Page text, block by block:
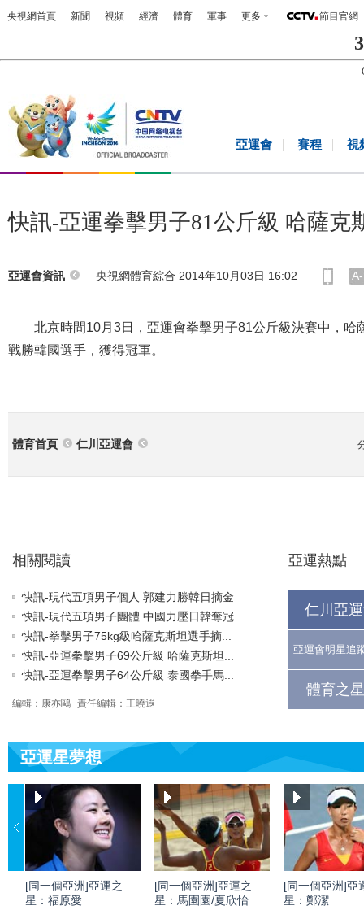
央視網首頁 新聞 視頻 經濟 體育 軍事 更多 節目官網
亞運會 賽程 視
快訊-亞運拳擊男子81公斤級 哈薩克
亞運會資訊 央視網體育綜合 2014年10月03日 16:02 A-
北京時間10月3日，亞運會拳擊男子81公斤級決賽中，哈
戰勝韓國選手，獲得冠軍。
體育首頁 仁川亞運會
相關閱讀
快訊-現代五項男子個人 郭建力勝韓日摘金
快訊-現代五項男子團體 中國力壓日韓奪冠
快訊-拳擊男子75kg級哈薩克斯坦選手摘...
快訊-亞運拳擊男子69公斤級 哈薩克斯坦...
快訊-亞運拳擊男子64公斤級 泰國拳手馬...
編輯：康亦鷗 責任編輯：王曉遐
亞運熱點
仁川亞
亞運會明星追
體育之
亞運星夢想
[同一個亞洲]亞運之
星：福原愛
[同一個亞洲]亞運之
星：馬園園/夏欣怡
[同一個亞洲]亞
星：鄭潔